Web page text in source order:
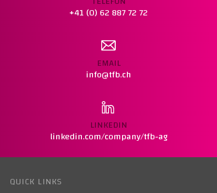
+41 (0) 62 887 72 72
EMAIL
info@tfb.ch
LINKEDIN
linkedin.com/company/tfb-ag
QUICK LINKS